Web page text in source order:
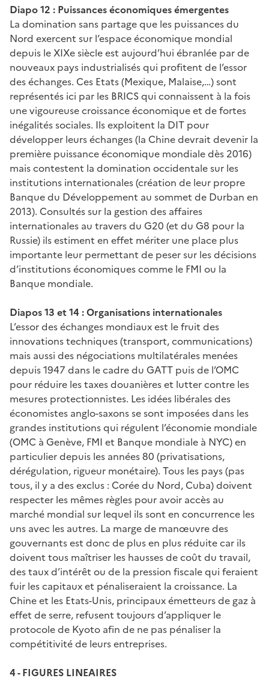
Diapo 12 : Puissances économiques émergentes
La domination sans partage que les puissances du
Nord exercent sur l’espace économique mondial
depuis le XIXe siècle est aujourd’hui ébranlée par de
nouveaux pays industrialisés qui profitent de l’essor
des échanges. Ces Etats (Mexique, Malaise,…) sont
représentés ici par les BRICS qui connaissent à la fois
une vigoureuse croissance économique et de fortes
inégalités sociales. Ils exploitent la DIT pour
développer leurs échanges (la Chine devrait devenir la
première puissance économique mondiale dès 2016)
mais contestent la domination occidentale sur les
institutions internationales (création de leur propre
Banque du Développement au sommet de Durban en
2013). Consultés sur la gestion des affaires
internationales au travers du G20 (et du G8 pour la
Russie) ils estiment en effet mériter une place plus
importante leur permettant de peser sur les décisions
d’institutions économiques comme le FMI ou la
Banque mondiale.
Diapos 13 et 14 : Organisations internationales
L’essor des échanges mondiaux est le fruit des
innovations techniques (transport, communications)
mais aussi des négociations multilatérales menées
depuis 1947 dans le cadre du GATT puis de l’OMC
pour réduire les taxes douanières et lutter contre les
mesures protectionnistes. Les idées libérales des
économistes anglo-saxons se sont imposées dans les
grandes institutions qui régulent l’économie mondiale
(OMC à Genève, FMI et Banque mondiale à NYC) en
particulier depuis les années 80 (privatisations,
dérégulation, rigueur monétaire). Tous les pays (pas
tous, il y a des exclus : Corée du Nord, Cuba) doivent
respecter les mêmes règles pour avoir accès au
marché mondial sur lequel ils sont en concurrence les
uns avec les autres. La marge de manœuvre des
gouvernants est donc de plus en plus réduite car ils
doivent tous maîtriser les hausses de coût du travail,
des taux d’intérêt ou de la pression fiscale qui feraient
fuir les capitaux et pénaliseraient la croissance. La
Chine et les Etats-Unis, principaux émetteurs de gaz à
effet de serre, refusent toujours d’appliquer le
protocole de Kyoto afin de ne pas pénaliser la
compétitivité de leurs entreprises.
4 - FIGURES LINEAIRES